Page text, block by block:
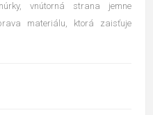
vnútorná strana jemne
materiálu, ktorá zaisťuje